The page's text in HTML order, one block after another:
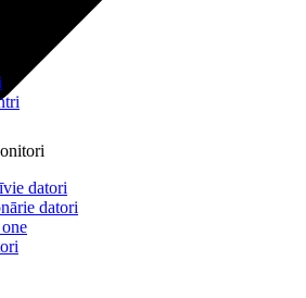
datori
datori